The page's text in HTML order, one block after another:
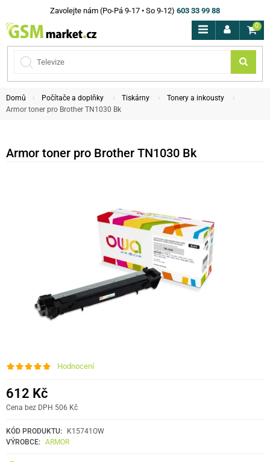
Zavolejte nám (Po-Pá 9-17 • So 9-12) 603 33 99 88
0
Domů Počítače a doplňky Tiskárny
Tonery a inkousty
Armor toner pro Brother TN1030 Bk
Armor toner pro Brother TN1030 Bk
Hodnocení
612 Kč
Cena bez DPH 506 Kč
KÓD PRODUKTU:
K15741OW
VÝROBCE: ARMOR